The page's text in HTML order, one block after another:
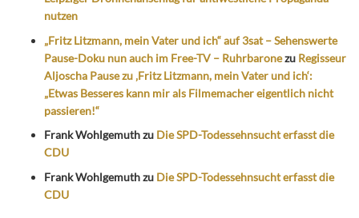
nutzen
„Fritz Litzmann, mein Vater und ich“ auf 3sat – Sehenswerte
Pause-Doku nun auch im Free-TV – Ruhrbaronezu Regisseur
Aljoscha Pause zu ‚Fritz Litzmann, mein Vater und ich‘:
„Etwas Besseres kann mir als Filmemacher eigentlich nicht
passieren!“
Frank Wohlgemuthzu Die SPD-Todessehnsucht erfasst die
CDU
Frank Wohlgemuthzu Die SPD-Todessehnsucht erfasst die
CDU